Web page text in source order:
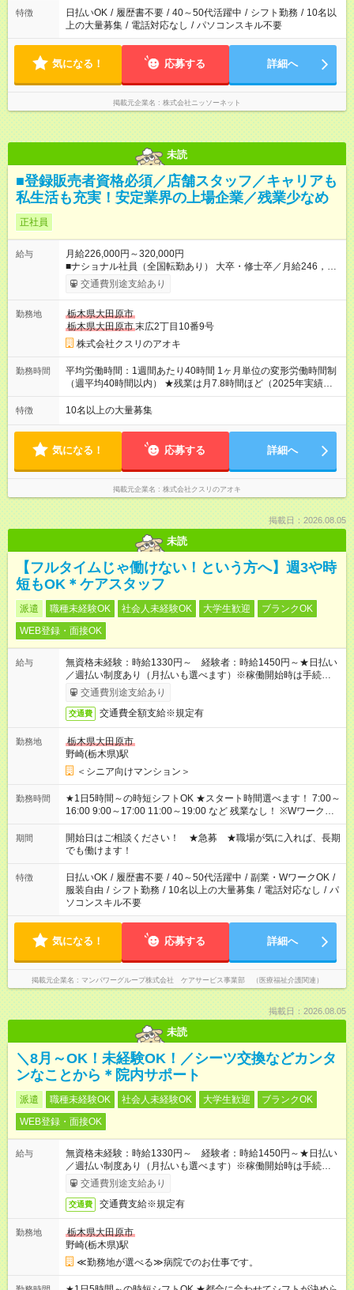
特徴 日払いOK / 履歴書不要 / 40～50代活躍中 / シフト勤務 / 10名以
上の大量募集 / 電話対応なし / パソコンスキル不要
気になる！ 応募する 詳細へ
掲載元企業名 株式会社ニッソーネット
未読
■登録販売者資格必須／店舗スタッフ／キャリアも
私生活も充実！安定業界の上場企業／残業少なめ
正社員
給与
月給226,000円～320,000円
■ナショナル社員（全国転勤あり） 大卒・修士卒／月給246，
000円～320，000円 高校・短大・専門卒／月給226，000円～
320，000円 ★エリア手当（石川県、富山県、福井県、岐阜県、
途、賞与（年2回）、各種手当あり ★登録販売者資格保持者への
月1万円支給を含む（実務経験がない方にも同額を支給） ※ただ
し、短時間勤務・早番固定社員は当社規定に従い額が変動 ＝＝
＝＝＝＝＝＝＝＝＝＝＝＝ ★職務給制度で実力次第で収入アッ
プ！ 職務内容に応じて給与が支払われ、昇格試験なく役職に就
いた時点で年収がUPする制度です。 約4割の社員が入社3年目で
できます。 ＝＝＝＝＝＝＝＝＝＝＝＝＝＝ 【試用期間】試用期
間なし
交通費別途支給あり
勤務地
栃木県大田原市
栃木県大田原市末広2丁目10番9号
株式会社クスリのアオキ
勤務時間
平均労働時間：1週間あたり40時間 1ヶ月単位の変形労働時間制
（週平均40時間以内） ★残業は月7.8時間ほど（2025年実績）
＜店舗の基本営業時間＞ 9時～22時 ※勤務時間は店舗により異
なります。 ＜シフト例＞ 早番：8時00分～17時00分 中番：11
1ヶ月単位の変形労働時間制（週平均40時間以内） ★残業は月
7.8時間ほど（2025年実績） ＜店舗の基本営業時間＞ 9時～22
時 ※勤務時間は店舗により異なります。 ＜シフト例＞ 早番：8
時00分～17時00分 中番：11時～20時 遅番：13時～22時
特徴 10名以上の大量募集
気になる！ 応募する 詳細へ
掲載元企業名 株式会社クスリのアオキ
掲載日：2026.08.05
未読
【フルタイムじゃ働けない！という方へ】週3や時
短もOK＊ケアスタッフ
派遣 職種未経験OK 社会人未経験OK 大学生歓迎
ブランクOK
WEB登録・面接OK
給与
無資格未経験：時給1330円～ 経験者：時給1450円～★日払い
／週払い制度あり（月払いも選べます）※稼働開始時は手続き完
了次第のお支払いとなります。
交通費別途支給あり
交通費 交通費全額支給※規定有
勤務地
栃木県大田原市
野崎(栃木県)駅
＜シニア向けマンション＞
勤務時間
★1日5時間～の時短シフトOK ★スタート時間選べます！ 7:00～
16:00 9:00～17:00 11:00～19:00 など 残業なし！ ※Wワークの
場合、他のお仕事と合わせ週40時間超の就業はご案内できませ
ん ※法令に基づき、週20時間以上勤務は社会保険への加入対象
となります ※労働者派遣法（日雇い派遣の原則禁止）により、
短時間・短期間の就業はご案内が難しい場合があります
期間
開始日はご相談ください！ ★急募 ★職場が気に入れば、長期
でも働けます！
特徴 日払いOK / 履歴書不要 / 40～50代活躍中 / 副業・WワークOK /
服装自由 / シフト勤務 / 10名以上の大量募集 / 電話対応なし / パ
ソコンスキル不要
気になる！ 応募する 詳細へ
掲載元企業名 マンパワーグループ株式会社 ケアサービス事業部 （医療福祉介護関連）
掲載日：2026.08.05
未読
＼8月～OK！未経験OK！／シーツ交換などカンタ
ンなことから＊院内サポート
派遣 職種未経験OK 社会人未経験OK 大学生歓迎
ブランクOK
WEB登録・面接OK
給与
無資格未経験：時給1330円～ 経験者：時給1450円～★日払い
／週払い制度あり（月払いも選べます）※稼働開始時は手続き完
了次第のお支払いとなります。
交通費別途支給あり
交通費 交通費支給※規定有
勤務地
栃木県大田原市
野崎(栃木県)駅
≪勤務地が選べる≫病院でのお仕事です。